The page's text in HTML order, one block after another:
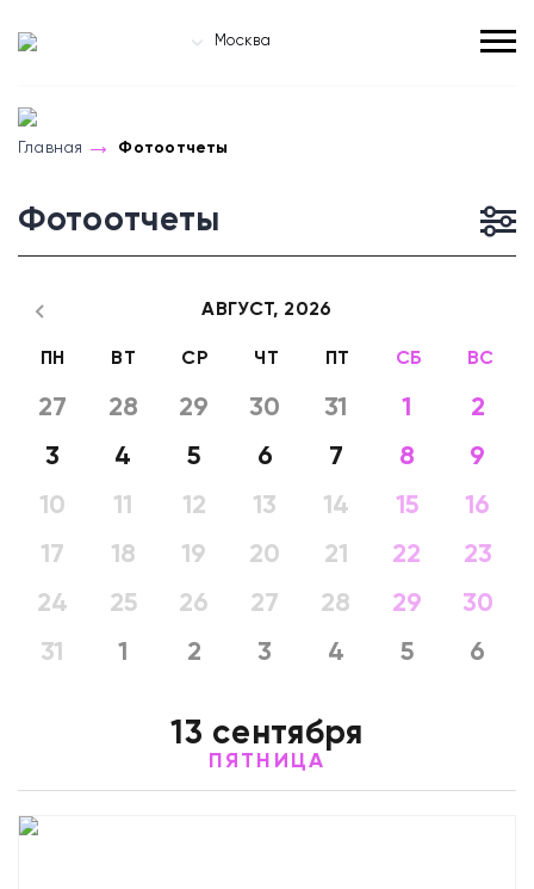
Москва
Главная Фотоотчеты
Фотоотчеты
АВГУСТ, 2026
ПН ВТ СР ЧТ ПТ СБ ВС
27 28 29 30 31 1
2
3
4 5 6 7 8
9
10
11 12 13 14 15
16
17
18 19 20 21 22
23
24
25 26 27 28 29
30
31
1 2 3 4 5 6
13 сентября
ПЯТНИЦА